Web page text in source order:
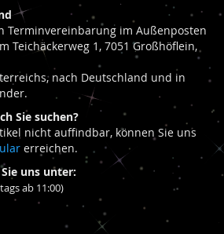
Terminvereinbarung im Außenposten
Teichäckerweg 1, 7051 Großhöflein,
nach Deutschland und in
Sie suchen?
nicht auffindbar, können Sie uns
erreichen.
uns unter:
ab 11:00)